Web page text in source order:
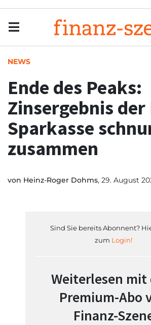
NEWS
Ende des Peaks:
Zinsergebnis
Sparkasse
zusammen
von Heinz-Roger Dohms, 29. August
Sind Sie bereits Abonnent?
zum Login!
Weiterlesen mit
Premium-Abo
Finanz-